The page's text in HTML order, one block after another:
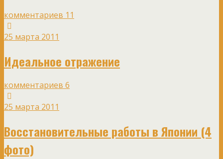
комментариев 11
25 марта 2011
Идеальное отражение
комментариев 6
25 марта 2011
Восстановительные работы в Японии (4
фото)